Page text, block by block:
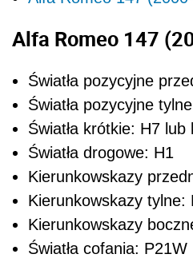
Alfa Romeo 147
Światła pozycyjne
Światła pozycyjne
Światła krótkie: H7 lub
Światła drogowe: H1
Kierunkowskazy
Kierunkowskazy tylne:
Kierunkowskazy
Światła cofania: P21W